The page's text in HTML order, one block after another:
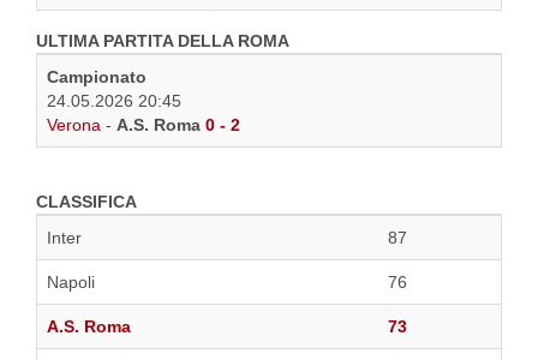
ULTIMA PARTITA DELLA ROMA
Campionato
24.05.2026 20:45
Verona - A.S. Roma 0 - 2
CLASSIFICA
Inter
87
Napoli 76
A.S. Roma 73